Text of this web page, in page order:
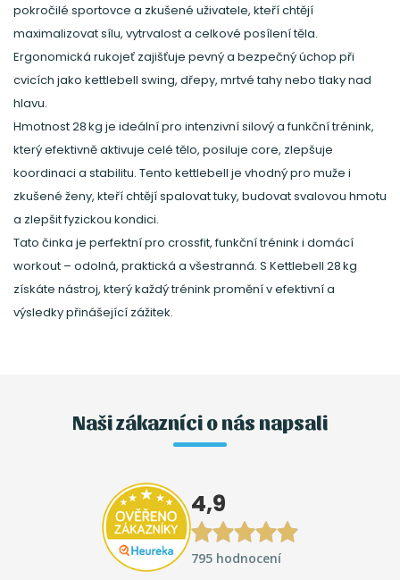
pokročilé sportovce a zkušené uživatele, kteří chtějí
maximalizovat sílu, vytrvalost a celkové posílení těla.
Ergonomická rukojeť zajišťuje pevný a bezpečný úchop při
cvicích jako kettlebell swing, dřepy, mrtvé tahy nebo tlaky nad
hlavu.
Hmotnost 28 kg je ideální pro intenzivní silový a funkční trénink,
který efektivně aktivuje celé tělo, posiluje core, zlepšuje
koordinaci a stabilitu. Tento kettlebell je vhodný pro muže i
zkušené ženy, kteří chtějí spalovat tuky, budovat svalovou hmotu
a zlepšit fyzickou kondici.
Tato činka je perfektní pro crossfit, funkční trénink i domácí
workout – odolná, praktická a všestranná. S Kettlebell 28 kg
získáte nástroj, který každý trénink promění v efektivní a
výsledky přinášející zážitek.
Naši zákazníci o nás napsali
4,9
795 hodnocení